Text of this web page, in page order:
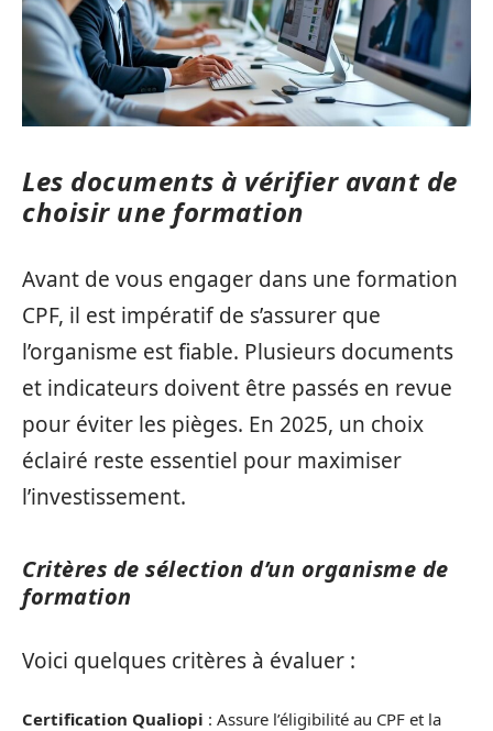
Les documents à vérifier avant de
choisir une formation
Avant de vous engager dans une formation
CPF, il est impératif de s’assurer que
l’organisme est fiable. Plusieurs documents
et indicateurs doivent être passés en revue
pour éviter les pièges. En 2025, un choix
éclairé reste essentiel pour maximiser
l’investissement.
Critères de sélection d’un organisme de
formation
Voici quelques critères à évaluer :
Certification Qualiopi : Assure l’éligibilité au CPF et la